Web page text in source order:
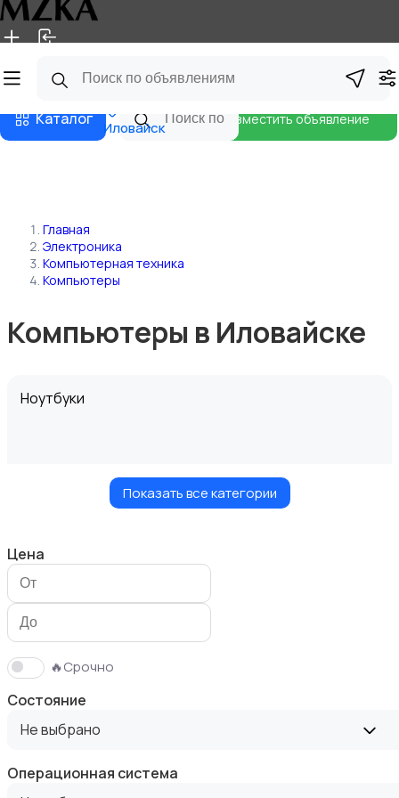
Главная Магазины
Каталог Иловайск
Разместить объявление
Главная
Электроника
Компьютерная техника
Компьютеры
Компьютеры в Иловайске
Ноутбуки
Мониторы
Клавиатуры и мыши
Показать все категории
Цена
🔥Срочно
Состояние
Не выбрано
Операционная система